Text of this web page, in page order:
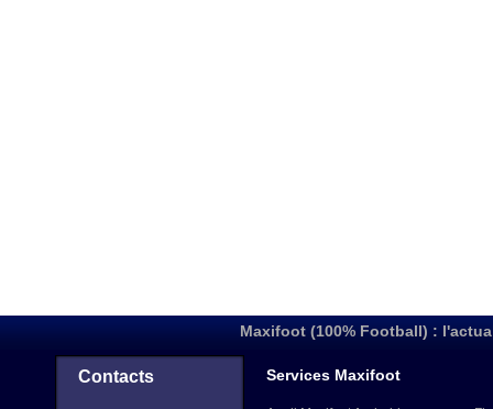
Maxifoot (100% Football) :
Contacts Services Maxifoot